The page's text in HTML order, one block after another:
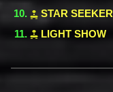
STAR SEEKER
LIGHT SHOW